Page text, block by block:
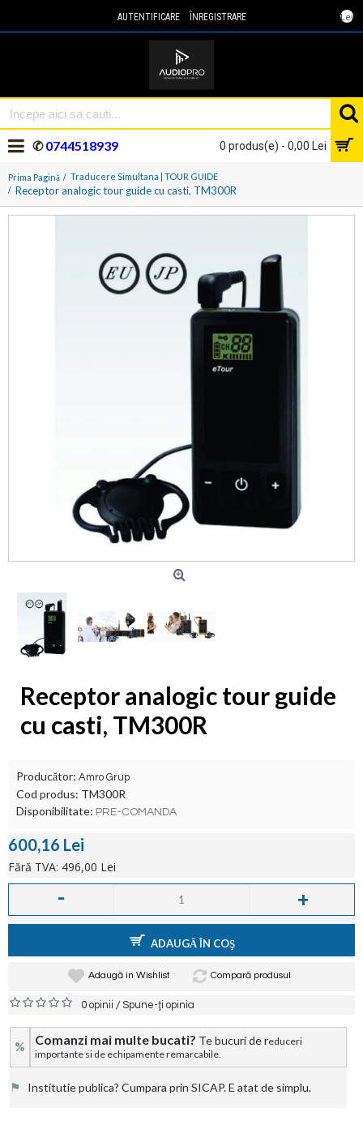
Lei
AUTENTIFICARE ÎNREGISTRARE
0 produs(e) - 0,00 Lei
✆0744518939
Prima Pagină Traducere Simultana | TOUR GUIDE
Receptor analogic tour guide cu casti, TM300R
Receptor analogic tour guide
cu casti, TM300R
Producător: Amro Grup
Cod produs: TM300R
Disponibilitate: PRE-COMANDA
600,16 Lei
Fără TVA: 496,00 Lei
- +
ADAUGĂ ÎN COŞ
Adaugă in Wishlist Compară produsul
0 opinii /Spune-ţi opinia
% Comanzi mai multe bucati? Te bucuri de reduceri
importante si de echipamente remarcabile.
⚑ Institutie publica? Cumpara prin SICAP. E atat de simplu.